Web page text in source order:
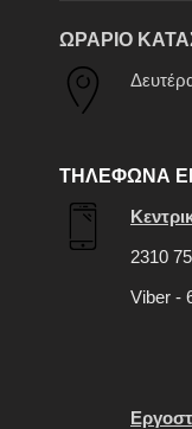
ΩΡΑΡΙΟ
ΤΗΛΕΦΩΝΑ
2310
Viber -